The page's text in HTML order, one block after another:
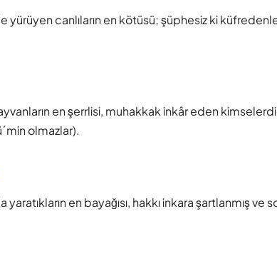
yürüyen canlıların en kötüsü; şüphesiz ki
en şerrlisi, muhakkak inkâr eden
olmazlar).
en bayağısı, hakkı inkara şartlanmış ve